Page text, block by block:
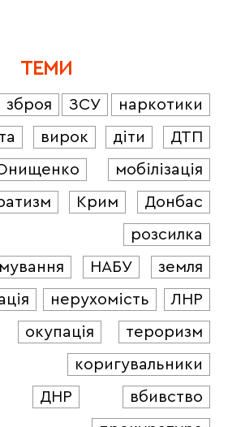
ТЕМИ
зброя ЗСУ
наркотики
вирок діти
ДТП
мобілізація
Крим
Донбас
розсилка
НАБУ
земля
нерухомість
ЛНР
окупація
тероризм
коригувальники
ДНР
вбивство